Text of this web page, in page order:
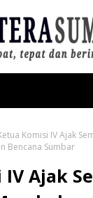
Komisi IV Ajak
Bencana Sumbar
Ajak